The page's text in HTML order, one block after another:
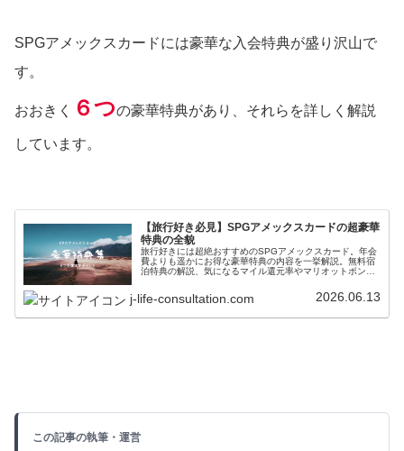
SPGアメックスカードには豪華な入会特典が盛り沢山で
す。
おおきく ６つの豪華特典があり、それらを詳しく解説
しています。
【旅行好き必見】SPGアメックスカードの超豪華
特典の全貌
旅行好きには超絶おすすめのSPGアメックスカード。年会
費よりも遥かにお得な豪華特典の内容を一挙解説。無料宿
泊特典の解説、気になるマイル還元率やマリオットボンヴ
アメックスカードでできることを細かく解説しています！
j-life-consultation.com 2026.06.13
この記事の執筆・運営